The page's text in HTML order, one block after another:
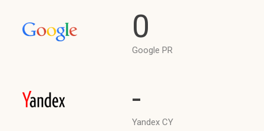
0
Google PR
-
Yandex CY